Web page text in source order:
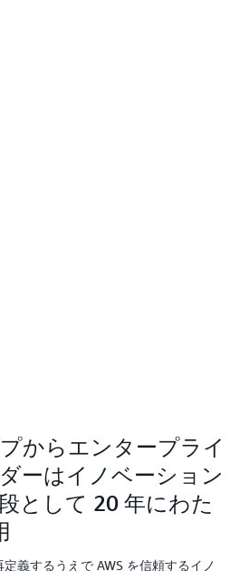
からエンタープライ
ーはイノベーション
として 20 年にわた
義するうえで AWS を信頼するイノ